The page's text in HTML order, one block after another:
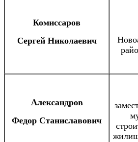
Комиссаров
Сергей Николаевич
Александров
Федор Станиславович